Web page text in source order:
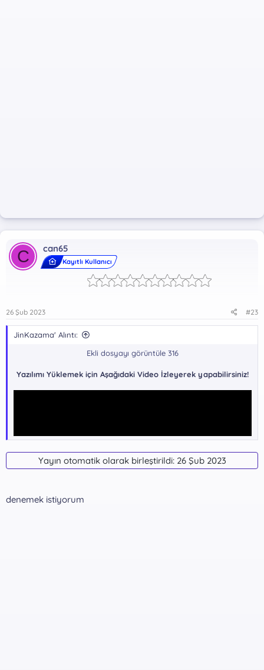
C can65
Kayıtlı Kullanıcı
26 Şub 2023 #23
JinKazama' Alıntı:
Ekli dosyayı görüntüle 316
Yazılımı Yüklemek için Aşağıdaki Video İzleyerek yapabilirsiniz!
Yayın otomatik olarak birleştirildi: 26 Şub 2023
denemek istiyorum